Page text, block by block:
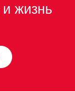
и жизнь